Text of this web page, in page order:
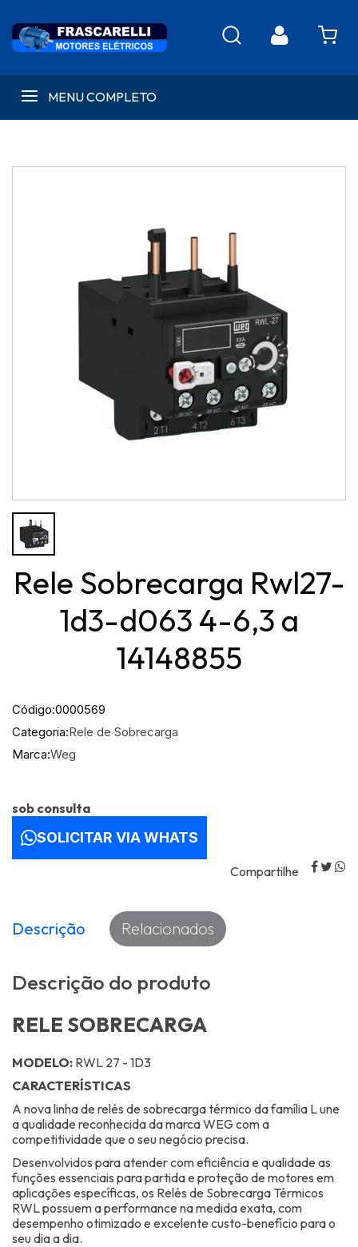
MENU COMPLETO
Rele Sobrecarga Rwl27-
1d3-d063 4-6,3 a
14148855
Código:0000569
Categoria:Rele de Sobrecarga
Marca:Weg
sob consulta
SOLICITAR VIA WHATS
Compartilhe
Descrição Relacionados
Descrição do produto
RELE SOBRECARGA
MODELO: RWL 27 - 1D3
CARACTERÍSTICAS
A nova linha de relés de sobrecarga térmico da família L une
a qualidade reconhecida da marca WEG com a
competitividade que o seu negócio precisa.
Desenvolvidos para atender com eficiência e qualidade as
funções essenciais para partida e proteção de motores em
aplicações específicas, os Relés de Sobrecarga Térmicos
RWL possuem a performance na medida exata, com
desempenho otimizado e excelente custo-benefício para o
seu dia a dia.